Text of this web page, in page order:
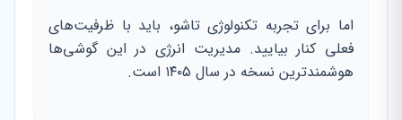
اما برای تجربه تکنولوژی تاشو، باید با ظرفیت‌های
فعلی کنار بیایید. مدیریت انرژی در این گوشی‌ها
هوشمندترین نسخه در سال ۱۴۰۵ است.